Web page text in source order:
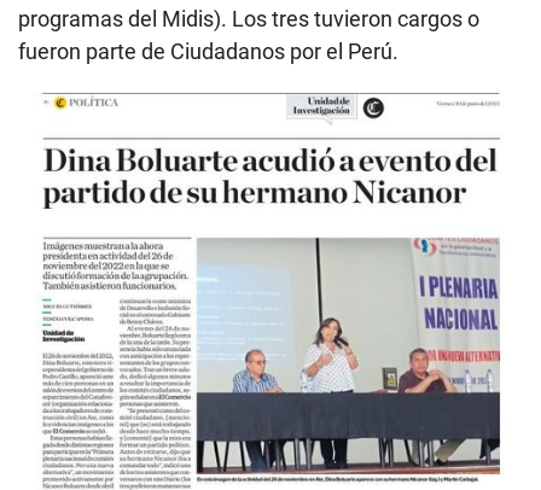
programas del Midis). Los tres tuvieron cargos o
fueron parte de Ciudadanos por el Perú.